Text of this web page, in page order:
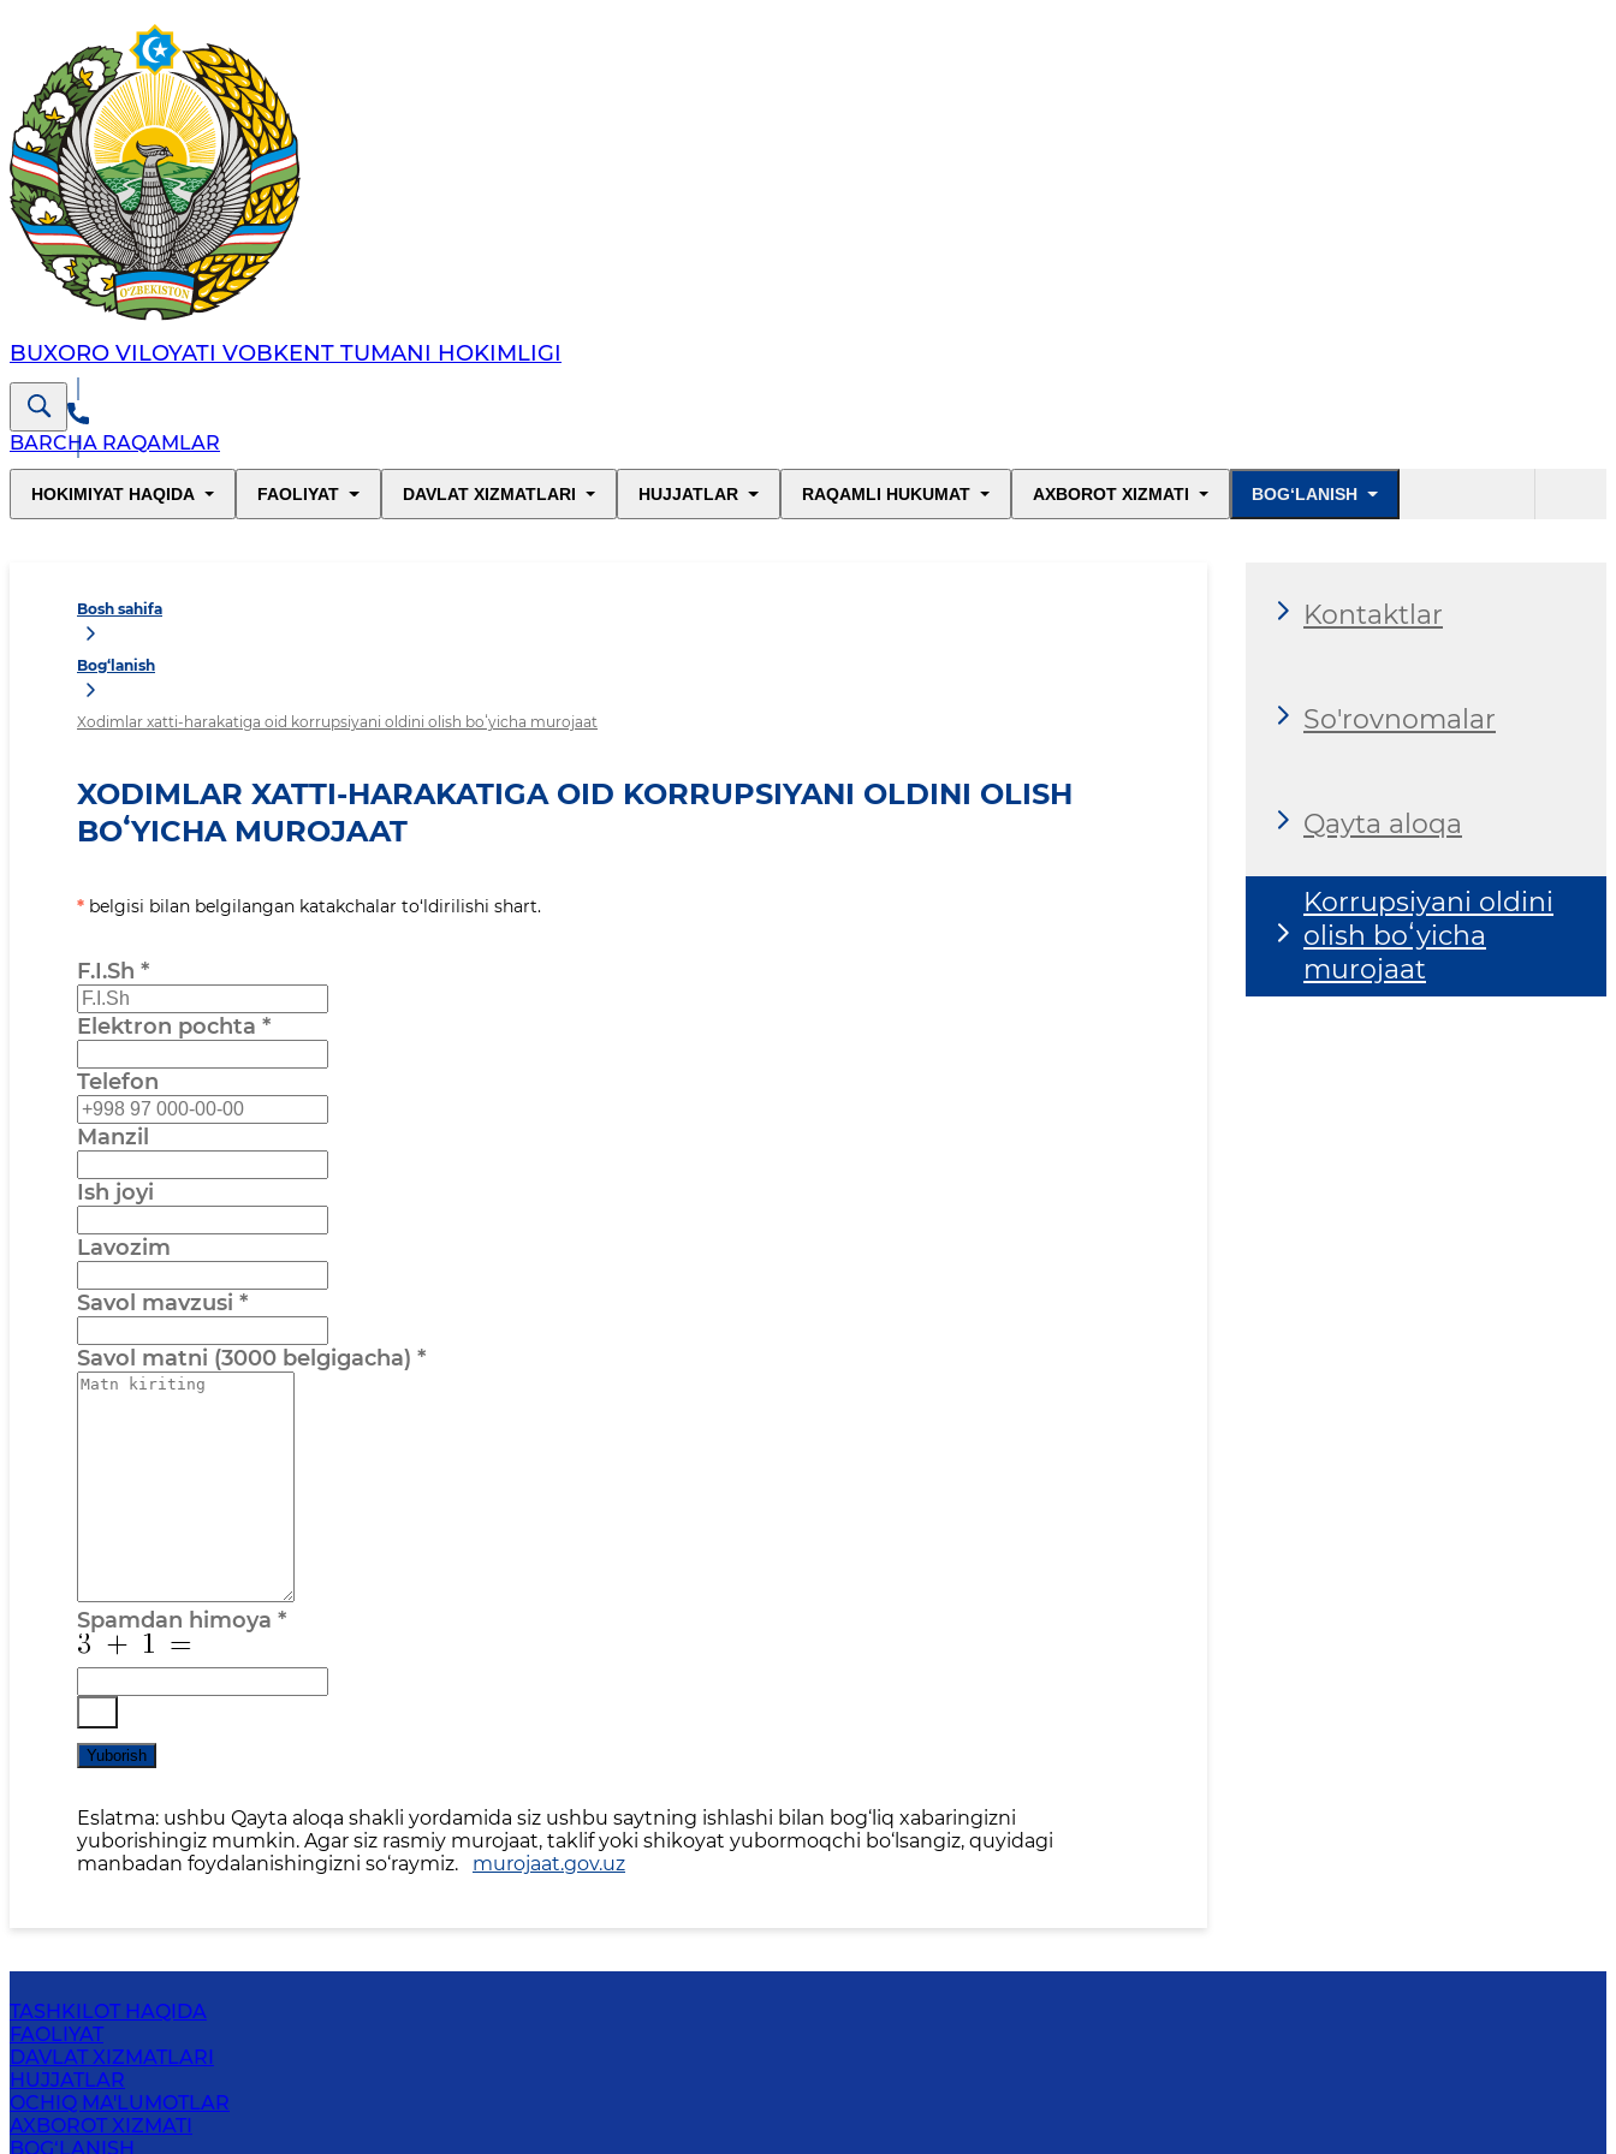
BUXORO VILOYATI VOBKENT TUMANI HOKIMLIGI
BARCHA RAQAMLAR
HOKIMIYAT HAQIDA FAOLIYAT DAVLAT XIZMATLARI HUJJATLAR RAQAMLI HUKUMAT AXBOROT XIZMATI BOG‘LANISH
Bosh sahifa
Bog‘lanish
Xodimlar xatti-harakatiga oid korrupsiyani oldini olish boʻyicha murojaat
XODIMLAR XATTI-HARAKATIGA OID KORRUPSIYANI OLDINI OLISH
BOʻYICHA MUROJAAT
* belgisi bilan belgilangan katakchalar to‘ldirilishi shart.
F.I.Sh *
Elektron pochta *
Telefon
Manzil
Ish joyi
Lavozim
Savol mavzusi *
Savol matni (3000 belgigacha) *
Spamdan himoya *
Yuborish
Eslatma: ushbu Qayta aloqa shakli yordamida siz ushbu saytning ishlashi bilan bog‘liq xabaringizni
yuborishingiz mumkin. Agar siz rasmiy murojaat, taklif yoki shikoyat yubormoqchi bo‘lsangiz, quyidagi
manbadan foydalanishingizni so‘raymiz.
murojaat.gov.uz
Kontaktlar
So'rovnomalar
Qayta aloqa
Korrupsiyani oldini
olish boʻyicha
murojaat
TASHKILOT HAQIDA
FAOLIYAT
DAVLAT XIZMATLARI
HUJJATLAR
OCHIQ MA'LUMOTLAR
AXBOROT XIZMATI
BOG‘LANISH